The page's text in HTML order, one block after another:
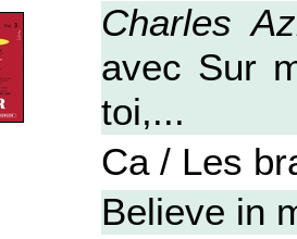
Charles
avec Sur
toi,...
Ca / Les
Believe in